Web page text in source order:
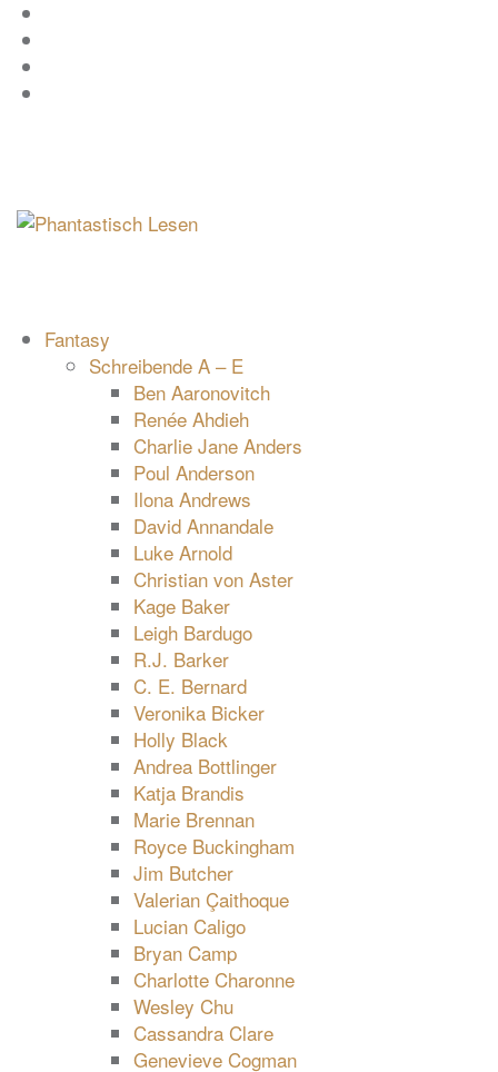
Zum
Inhalt
springen
Fantasy
Schreibende A – E
Ben Aaronovitch
Renée Ahdieh
Charlie Jane Anders
Poul Anderson
Ilona Andrews
David Annandale
Luke Arnold
Christian von Aster
Kage Baker
Leigh Bardugo
R.J. Barker
C. E. Bernard
Veronika Bicker
Holly Black
Andrea Bottlinger
Katja Brandis
Marie Brennan
Royce Buckingham
Jim Butcher
Valerian Çaithoque
Lucian Caligo
Bryan Camp
Charlotte Charonne
Wesley Chu
Cassandra Clare
Genevieve Cogman